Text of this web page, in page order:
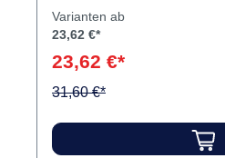
der Farbe DENTIN für
natürliche Farbgebung bei
Keramikarbeiten, da die
hindurchscheint und die
Varianten ab
23,62 €*
23,62 €*
31,60 €*